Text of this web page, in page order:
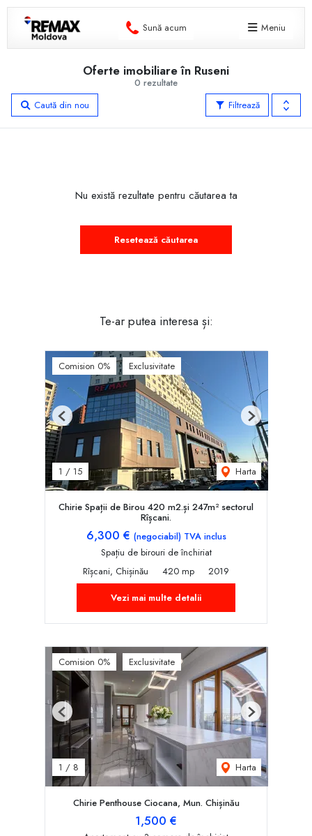
Sună acum Meniu
0 rezultate
Oferte imobiliare în Ruseni
Filtrează
Caută din nou
Nu există rezultate pentru căutarea ta
Resetează căutarea
Te-ar putea interesa și:
Comision 0% Exclusivitate
1 / 15 Harta
Previous Next
Chirie Spații de Birou 420 m2.și 247m² sectorul
Rîșcani.
6,300 € (negociabil) TVA inclus
Spațiu de birouri de închiriat
Rîșcani, Chișinău
420 mp
2019
Vezi mai multe detalii
Comision 0% Exclusivitate
1 / 8 Harta
Previous Next
Chirie Penthouse Ciocana, Mun. Chișinău
1,500 €